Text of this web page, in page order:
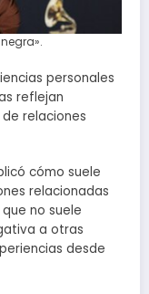
personales
reflejan
relaciones
cómo suele
relacionadas
no suele
a otras
desde